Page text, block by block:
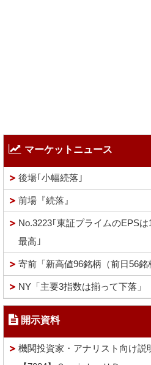
マーケットニュース
後場｢小幅続落｣
前場『続落』
No.3223｢東証プライムのEPS
最高｣
寄前「新高値96銘柄（前日56銘
NY「主要3指数は揃って下落」
開示資料
機関投資家・アナリスト向け説